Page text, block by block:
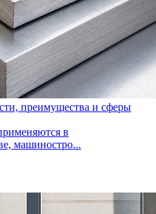
преимущества и сферы
в
машиностро...